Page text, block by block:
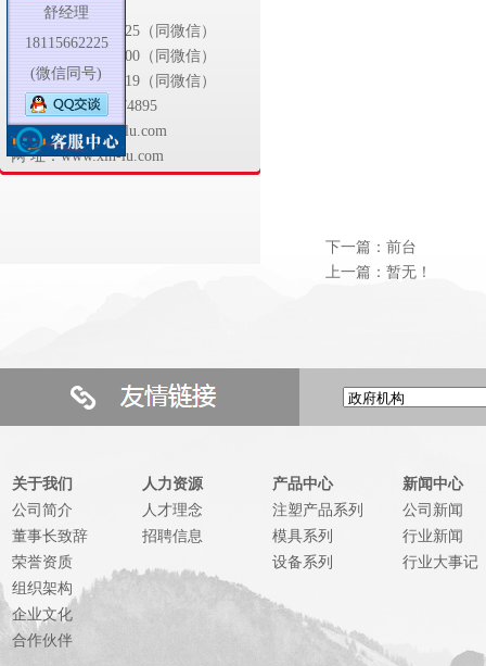
舒经理18115662225（同微信）
胡经理13739170500（同微信）
李经理18605125919（同微信）
电 话：0512-66374895
邮 箱：info@xin-lu.com
网 址：www.xin-lu.com
下一篇： 前台
上一篇：暂无！
关于我们
公司简介
董事长致辞
荣誉资质
组织架构
企业文化
合作伙伴
人力资源
人才理念
招聘信息
产品中心
注塑产品系列
模具系列
设备系列
新闻中心
公司新闻
行业新闻
行业大事记
舒经理
18115662225
(微信同号)